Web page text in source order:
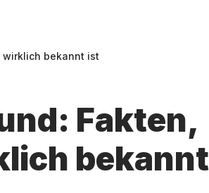
wirklich bekannt ist
Fakten,
bekannt